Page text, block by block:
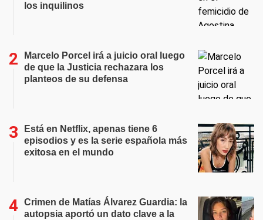
los inquilinos
Marcelo Porcel irá a juicio oral luego
de que la Justicia rechazara los
planteos de su defensa
Está en Netflix, apenas tiene 6
episodios y es la serie española más
exitosa en el mundo
Crimen de Matías Álvarez Guardia: la
autopsia aportó un dato clave a la